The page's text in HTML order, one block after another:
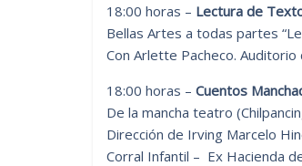
18:00 horas – Lectura de
Bellas Artes a todas partes
Con Arlette Pacheco.
18:00 horas – Cuentos
De la mancha teatro
Dirección de Irving Marcelo
Corral Infantil – Ex Hacienda